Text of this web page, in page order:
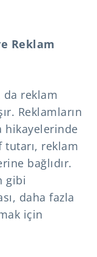
Reklam
da reklam
Reklamların
hikayelerinde
tutarı, reklam
bağlıdır.
gibi
daha fazla
için